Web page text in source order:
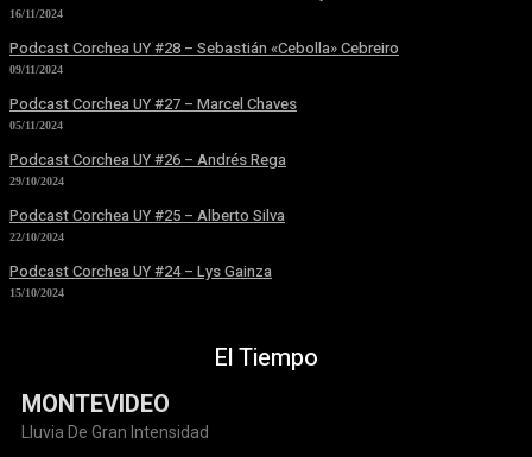
16/11/2024
Podcast Corchea UY #28 – Sebastián «Cebolla» Cebreiro
09/11/2024
Podcast Corchea UY #27 – Marcel Chaves
05/11/2024
Podcast Corchea UY #26 – Andrés Rega
29/10/2024
Podcast Corchea UY #25 – Alberto Silva
22/10/2024
Podcast Corchea UY #24 – Lys Gainza
15/10/2024
El Tiempo
MONTEVIDEO
Lluvia De Gran Intensidad